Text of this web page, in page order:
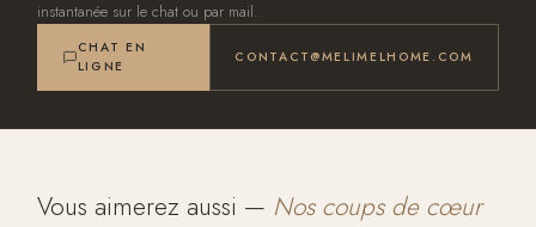
instantanée sur le chat ou par mail.
CHAT EN
LIGNE
CONTACT@MELIMELHOME.COM
Vous aimerez aussi — Nos coups de cœur